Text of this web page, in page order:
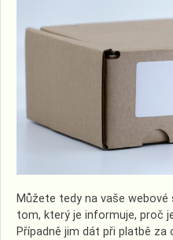
Můžete tedy na vaše
tom, který je informuje, proč
Případně jim dát při platbě za